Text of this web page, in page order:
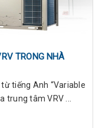
TRONG NHÀ
tiếng Anh “Variable
trung tâm VRV ...